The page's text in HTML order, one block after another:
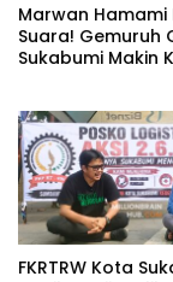
Marwan Hamami
Suara! Gemuruh
Sukabumi Makin
FKRTRW Kota